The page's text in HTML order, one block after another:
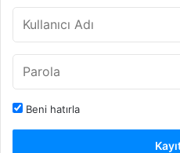
Beni hatırla